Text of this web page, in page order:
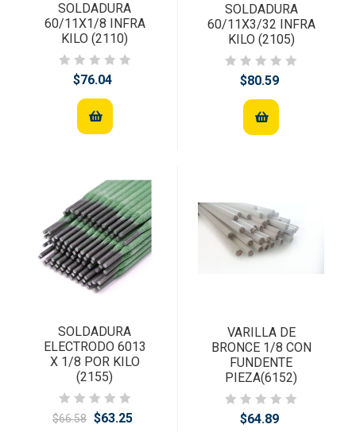
SOLDADURA
60/11X1/8 INFRA
KILO (2110)
$76.04
SOLDADURA
60/11X3/32 INFRA
KILO (2105)
$80.59
SOLDADURA
ELECTRODO 6013
X 1/8 POR KILO
(2155)
$66.58 $63.25
VARILLA DE
BRONCE 1/8 CON
FUNDENTE
PIEZA(6152)
$64.89